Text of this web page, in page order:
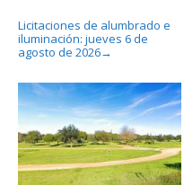
Licitaciones de alumbrado e
iluminación: jueves 6 de
agosto de 2026→